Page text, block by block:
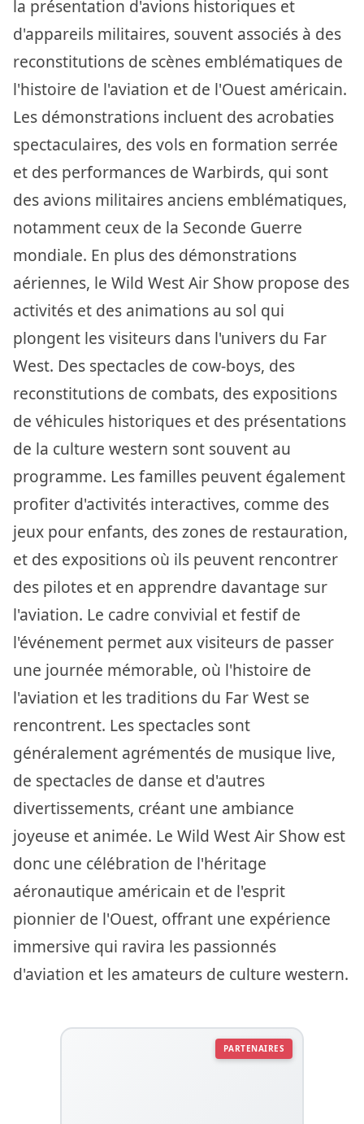
la présentation d'avions historiques et
d'appareils militaires, souvent associés à des
reconstitutions de scènes emblématiques de
l'histoire de l'aviation et de l'Ouest américain.
Les démonstrations incluent des acrobaties
spectaculaires, des vols en formation serrée
et des performances de Warbirds, qui sont
des avions militaires anciens emblématiques,
notamment ceux de la Seconde Guerre
mondiale. En plus des démonstrations
aériennes, le Wild West Air Show propose des
activités et des animations au sol qui
plongent les visiteurs dans l'univers du Far
West. Des spectacles de cow-boys, des
reconstitutions de combats, des expositions
de véhicules historiques et des présentations
de la culture western sont souvent au
programme. Les familles peuvent également
profiter d'activités interactives, comme des
jeux pour enfants, des zones de restauration,
et des expositions où ils peuvent rencontrer
des pilotes et en apprendre davantage sur
l'aviation. Le cadre convivial et festif de
l'événement permet aux visiteurs de passer
une journée mémorable, où l'histoire de
l'aviation et les traditions du Far West se
rencontrent. Les spectacles sont
généralement agrémentés de musique live,
de spectacles de danse et d'autres
divertissements, créant une ambiance
joyeuse et animée. Le Wild West Air Show est
donc une célébration de l'héritage
aéronautique américain et de l'esprit
pionnier de l'Ouest, offrant une expérience
immersive qui ravira les passionnés
d'aviation et les amateurs de culture western.
PARTENAIRES